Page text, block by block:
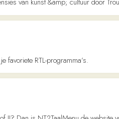
andere bedrijven.
✓ German and 11 more